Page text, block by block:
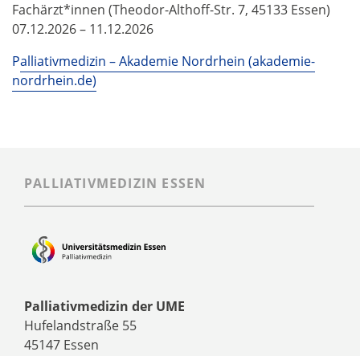
Fachärzt*innen (Theodor-Althoff-Str. 7, 45133 Essen)
07.12.2026 – 11.12.2026
Palliativmedizin – Akademie Nordrhein (akademie-
nordrhein.de)
PALLIATIVMEDIZIN ESSEN
Palliativmedizin der UME
Hufelandstraße 55
45147 Essen